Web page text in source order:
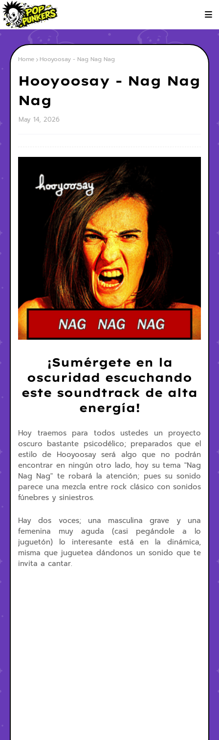
Home Hooyoosay - Nag Nag Nag
Hooyoosay - Nag Nag
Nag
May 14, 2026
¡Sumérgete en la
oscuridad escuchando
este soundtrack de alta
energía!
Hoy traemos para todos ustedes un proyecto
oscuro bastante psicodélico; preparados que el
estilo de Hooyoosay será algo que no podrán
encontrar en ningún otro lado, hoy su tema "Nag
Nag Nag" te robará la atención; pues su sonido
parece una mezcla entre rock clásico con sonidos
fúnebres y siniestros.
Hay dos voces; una masculina grave y una
femenina muy aguda (casi pegándole a lo
juguetón) lo interesante está en la dinámica,
misma que juguetea dándonos un sonido que te
invita a cantar.